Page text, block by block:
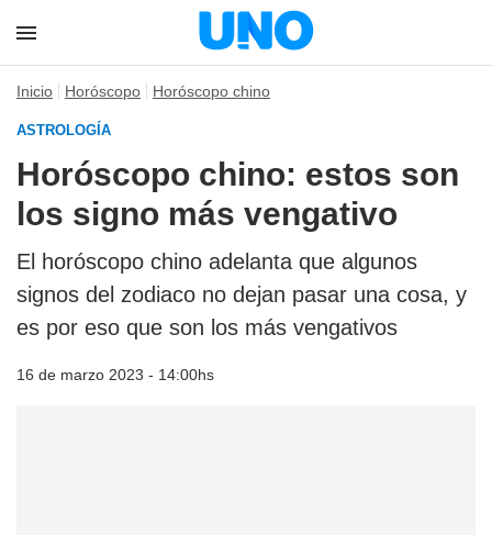
Inicio Horóscopo Horóscopo chino
ASTROLOGÍA
Horóscopo chino: estos son
los signo más vengativo
El horóscopo chino adelanta que algunos
signos del zodiaco no dejan pasar una cosa, y
es por eso que son los más vengativos
16 de marzo 2023 - 14:00hs